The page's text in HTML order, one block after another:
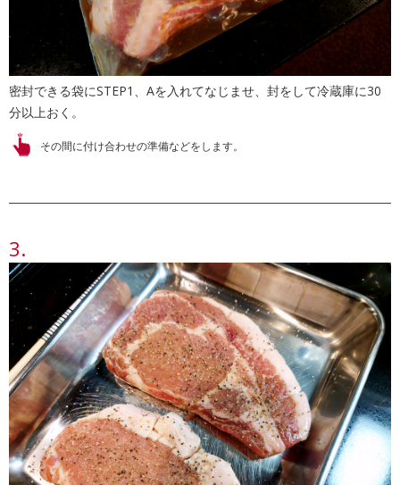
密封できる袋にSTEP1、Aを入れてなじませ、封をして冷蔵庫に30
分以上おく。
その間に付け合わせの準備などをします。